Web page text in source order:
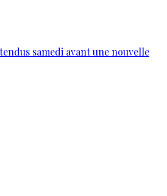
samedi avant une nouvelle